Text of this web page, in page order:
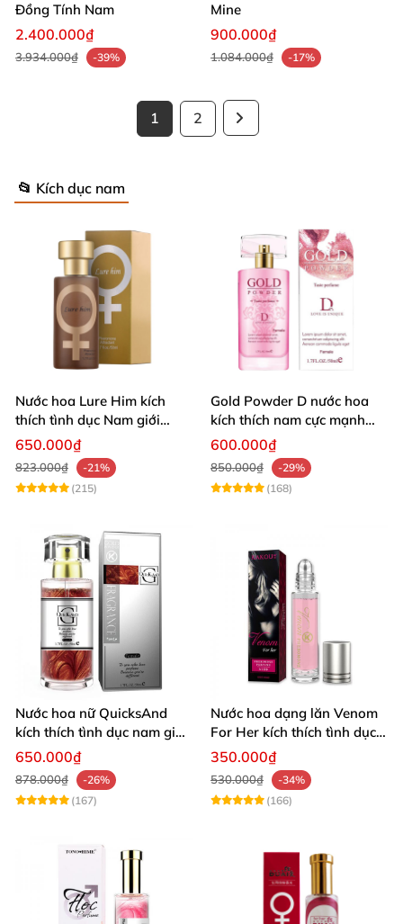
Đồng Tính Nam
2.400.000₫
3.934.000₫ -39%
Mine
900.000₫
1.084.000₫ -17%
1 2
📂 Kích dục nam
Nước hoa Lure Him kích
thích tình dục Nam giới
không mùi loại cực mạnh
650.000₫
823.000₫
-21%
(215)
Gold Powder D nước hoa
kích thích nam cực mạnh
tăng ham muốn
600.000₫
850.000₫
-29%
(168)
Nước hoa nữ QuicksAnd
kích thích tình dục nam giới
cực mạnh không mùi
650.000₫
878.000₫
-26%
(167)
Nước hoa dạng lăn Venom
For Her kích thích tình dục
nam giới tăng ham muốn
350.000₫
530.000₫
-34%
(166)